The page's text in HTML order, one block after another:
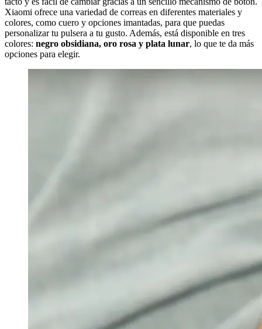
Xiaomi ofrece una variedad de correas en diferentes materiales y
colores, como cuero y opciones imantadas, para que puedas
personalizar tu pulsera a tu gusto. Además, está disponible en tres
colores: negro obsidiana, oro rosa y plata lunar, lo que te da más
opciones para elegir.